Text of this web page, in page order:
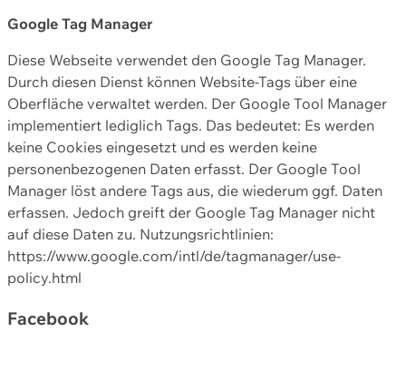
Google Tag Manager
Diese Webseite verwendet den Google Tag Manager.
Durch diesen Dienst können Website-Tags über eine
Oberfläche verwaltet werden. Der Google Tool Manager
implementiert lediglich Tags. Das bedeutet: Es werden
keine Cookies eingesetzt und es werden keine
personenbezogenen Daten erfasst. Der Google Tool
Manager löst andere Tags aus, die wiederum ggf. Daten
erfassen. Jedoch greift der Google Tag Manager nicht
auf diese Daten zu. Nutzungsrichtlinien:
https://www.google.com/intl/de/tagmanager/use-
policy.html
Facebook